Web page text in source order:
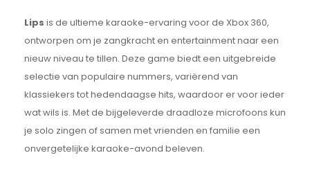
Lips is de ultieme karaoke-ervaring voor de Xbox 360,
ontworpen om je zangkracht en entertainment naar een
nieuw niveau te tillen. Deze game biedt een uitgebreide
selectie van populaire nummers, variërend van
klassiekers tot hedendaagse hits, waardoor er voor ieder
wat wils is. Met de bijgeleverde draadloze microfoons kun
je solo zingen of samen met vrienden en familie een
onvergetelijke karaoke-avond beleven.